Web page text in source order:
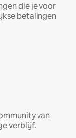
die je voor
betalingen
van
verblijf.